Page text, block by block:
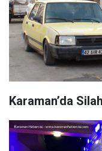
Karaman’da